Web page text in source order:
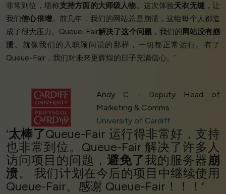
非常到位，堪称支持方面的大师级人物。这次体验天衣无缝，让
我们信心倍增。前几年，我们的网站总是崩溃，这给每个人都造
成了很大压力。Queue-Fair解决了这个问题 ，我们的 网站没有崩
溃。就像我们的入职顾问说的那样，一切都正常运行。有了
Queue-Fair，我们对未来更辉煌的日子充满信心。’
Andy C - Deputy Head of
Marketing & Comms
University of Cardiff
‘太棒了Queue-Fair 运行得非常好，支持
也非常到位。Queue-Fair 解决了许多人
访问项目的问题， 避免了我的服务器崩
溃。 我们计划在今后的项目中继续使用
Queue-Fair。感谢 Queue-Fair！！！’